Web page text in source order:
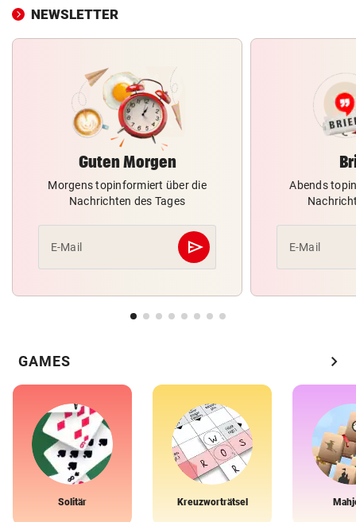
NEWSLETTER
Guten Morgen
Morgens topinformiert über die
Nachrichten des Tages
E-Mail send
Abschicken
Abends
E-Mail
GAMES chevron_right
Solitär Kreuzworträtsel